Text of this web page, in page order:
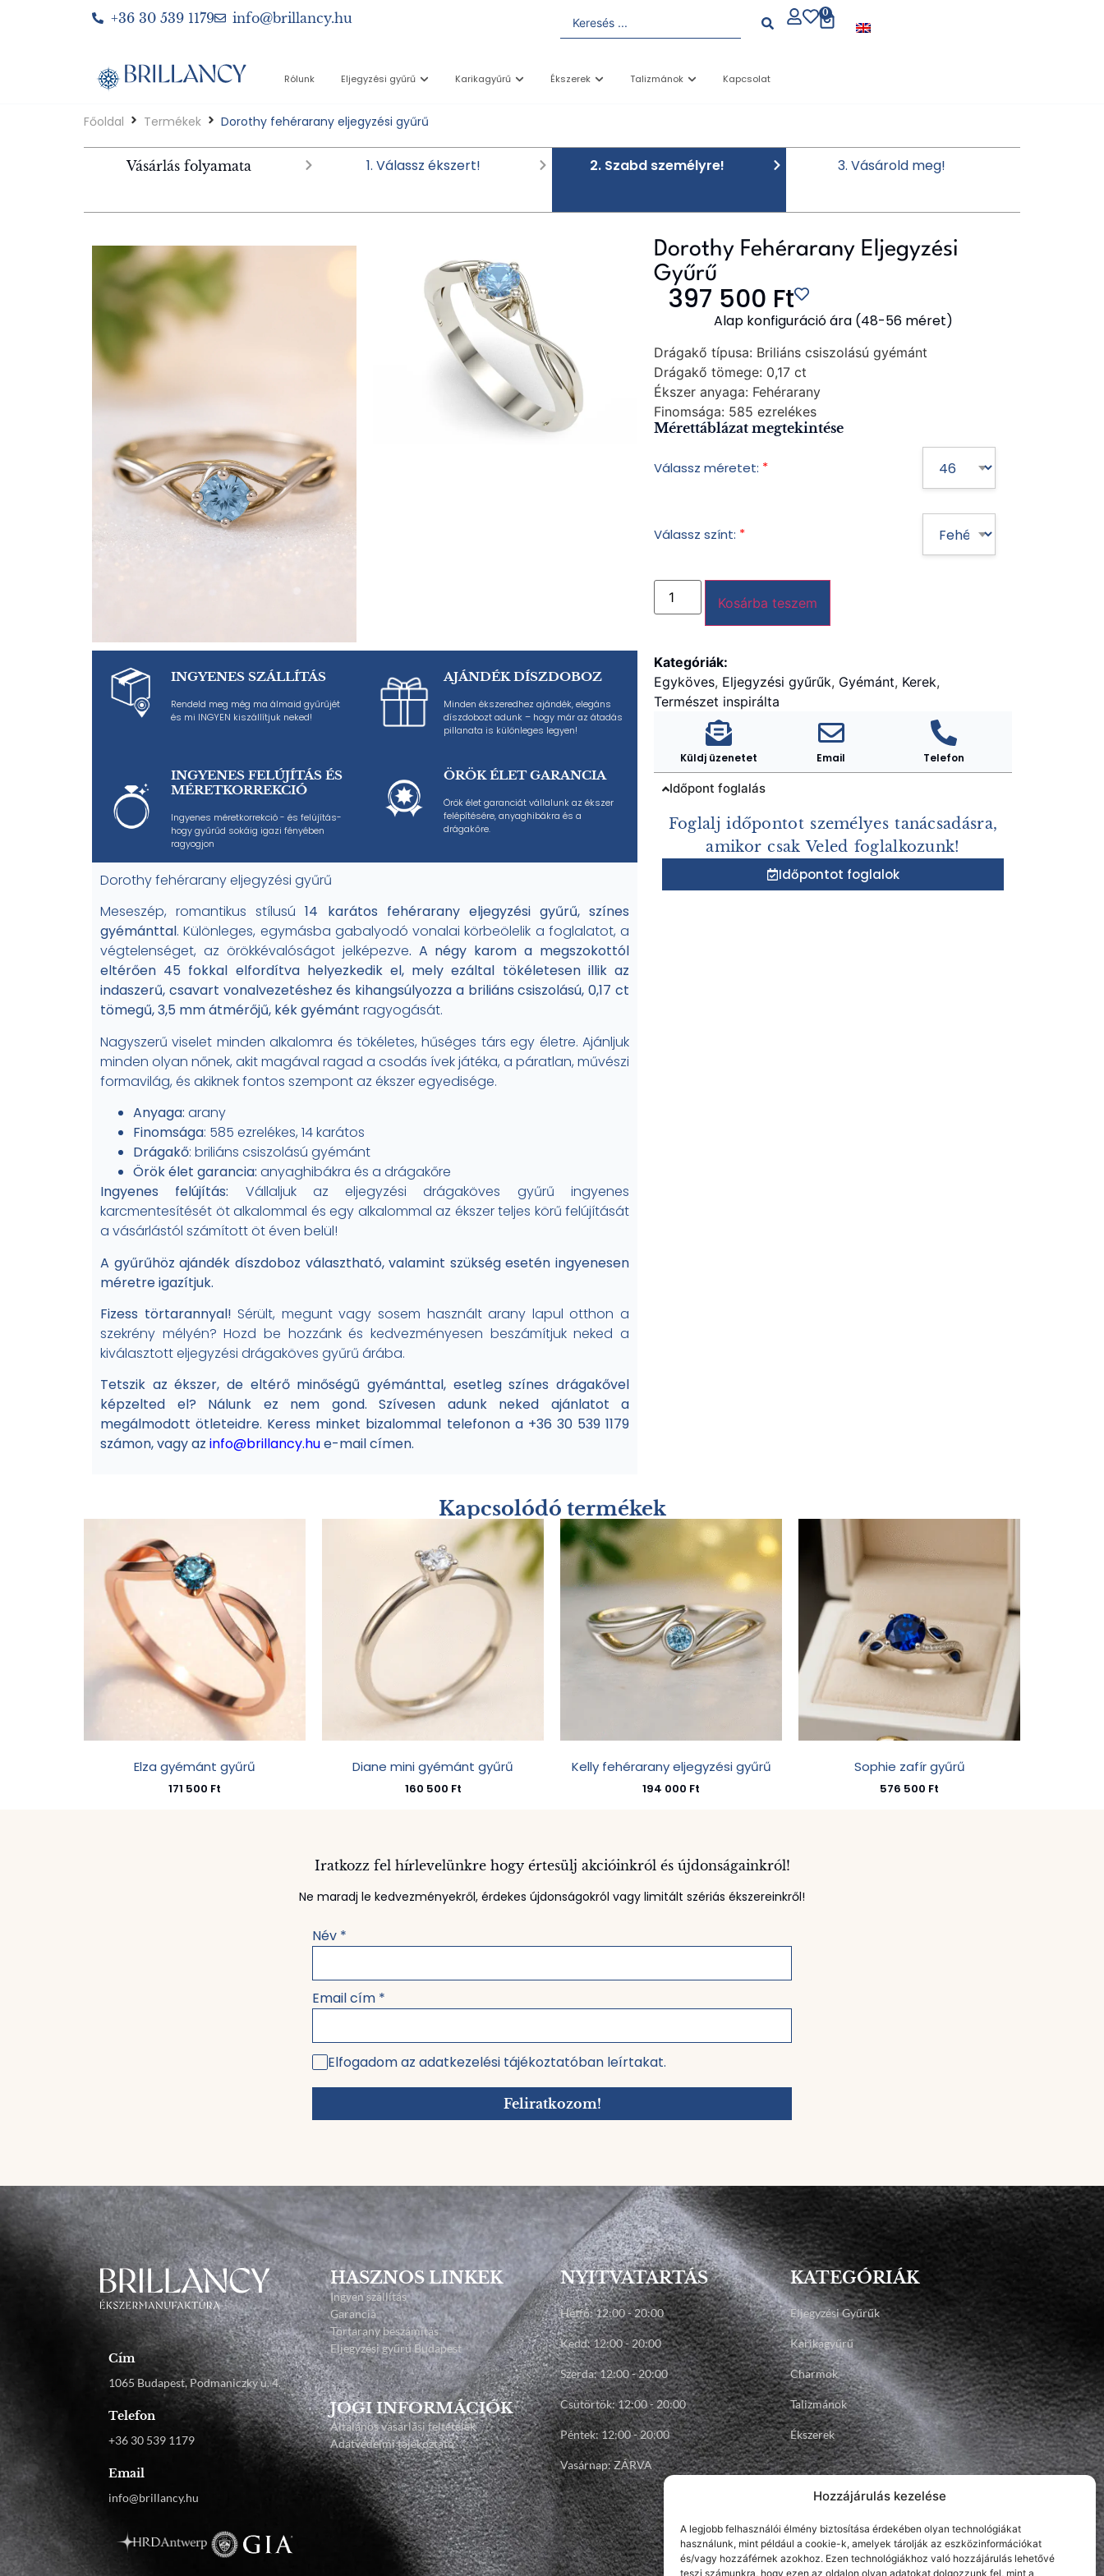
Hozzájárulás kezelése
A legjobb felhasználói élmény biztosítása érdekében olyan technológiákat
használunk, mint például a cookie-k, amelyek tárolják az eszközinformációkat
és/vagy hozzáférnek azokhoz. Ezen technológiákhoz való hozzájárulás lehetővé
teszi számunkra, hogy ezen az oldalon olyan adatokat dolgozzunk fel, mint a
+36 30 539 1179 info@brillancy.hu 0
Rólunk Eljegyzési gyűrű Karikagyűrű Ékszerek Talizmánok Kapcsolat
Főoldal Termékek Dorothy fehérarany eljegyzési gyűrű
Vásárlás folyamata 1. Válassz ékszert! 2. Szabd személyre! 3. Vásárold meg!
INGYENES SZÁLLÍTÁS
Rendeld meg még ma álmaid gyűrűjét
és mi INGYEN kiszállítjuk neked!
AJÁNDÉK DÍSZDOBOZ
Minden ékszeredhez ajándék, elegáns
díszdobozt adunk – hogy már az átadás
pillanata is különleges legyen!
INGYENES FELÚJÍTÁS ÉS
MÉRETKORREKCIÓ
Ingyenes méretkorrekció - és felújítás-
hogy gyűrűd sokáig igazi fényében
ragyogjon
ÖRÖK ÉLET GARANCIA
Örök élet garanciát vállalunk az ékszer
felépítésére, anyaghibákra és a
drágakőre.
Dorothy fehérarany eljegyzési gyűrű
Meseszép, romantikus stílusú14 karátos fehérarany eljegyzési gyűrű, színes
gyémánttal. Különleges, egymásba gabalyodó vonalai körbeölelik a foglalatot, a
végtelenséget, az örökkévalóságot jelképezve. A négy karom a megszokottól
eltérően 45 fokkal elfordítva helyezkedik el, mely ezáltal tökéletesen illik az
indaszerű, csavart vonalvezetéshez és kihangsúlyozza a briliáns csiszolású, 0,17 ct
tömegű, 3,5 mm átmérőjű, kék gyémánt ragyogását.
Nagyszerű viselet minden alkalomra és tökéletes, hűséges társ egy életre. Ajánljuk
minden olyan nőnek, akit magával ragad a csodás ívek játéka, a páratlan, művészi
formavilág, és akiknek fontos szempont az ékszer egyedisége.
Anyaga: arany
Finomsága: 585 ezrelékes, 14 karátos
Drágakő: briliáns csiszolású gyémánt
Örök élet garancia: anyaghibákra és a drágakőre
Ingyenes felújítás: Vállaljuk az eljegyzési drágaköves gyűrű ingyenes
karcmentesítését öt alkalommal és egy alkalommal az ékszer teljes körű felújítását
a vásárlástól számított öt éven belül!
A gyűrűhöz ajándék díszdoboz választható, valamint szükség esetén ingyenesen
méretre igazítjuk.
Fizess törtarannyal! Sérült, megunt vagy sosem használt arany lapul otthon a
szekrény mélyén? Hozd be hozzánk és kedvezményesen beszámítjuk neked a
kiválasztott eljegyzési drágaköves gyűrű árába.
Tetszik az ékszer, de eltérő minőségű gyémánttal, esetleg színes drágakővel
képzelted el? Nálunk ez nem gond. Szívesen adunk neked ajánlatot a
megálmodott ötleteidre. Keress minket bizalommal telefonon a +36 30 539 1179
számon, vagy az info@brillancy.hue-mail címen.
Dorothy Fehérarany Eljegyzési
Gyűrű
397 500 Ft
Alap konfiguráció ára (48-56 méret)
Drágakő típusa: Briliáns csiszolású gyémánt
Drágakő tömege: 0,17 ct
Ékszer anyaga: Fehérarany
Finomsága: 585 ezrelékes
Mérettáblázat megtekintése
Válassz méretet: *
Válassz színt: *
Kosárba teszem
Kategóriák:
Egyköves, Eljegyzési gyűrűk, Gyémánt, Kerek,
Természet inspirálta
Küldj üzenetet Email Telefon
Időpont foglalás
Foglalj időpontot személyes tanácsadásra,
amikor csak Veled foglalkozunk!
Időpontot foglalok
Kapcsolódó termékek
Elza gyémánt gyűrű
171 500 Ft
Diane mini gyémánt gyűrű
160 500 Ft
Kelly fehérarany eljegyzési gyűrű
194 000 Ft
Sophie zafír gyűrű
576 500 Ft
Iratkozz fel hírlevelünkre hogy értesülj akcióinkról és újdonságainkról!
Ne maradj le kedvezményekről, érdekes újdonságokról vagy limitált szériás ékszereinkről!
Név *
Email cím *
Elfogadom az adatkezelési tájékoztatóban leírtakat.
Feliratkozom!
Cím
1065 Budapest, Podmaniczky u. 4.
Telefon
+36 30 539 1179
Email
info@brillancy.hu
HASZNOS LINKEK
Ingyen szállítás
Garancia
Törtarany beszámítás
Eljegyzési gyűrű Budapest
JOGI INFORMÁCIÓK
Általános vásárlási feltételek
Adatvédelmi tájékoztató
NYITVATARTÁS
Hétfő: 12:00 - 20:00
Kedd: 12:00 - 20:00
Szerda: 12:00 - 20:00
Csütörtök: 12:00 - 20:00
Péntek: 12:00 - 20:00
Vasárnap: ZÁRVA
KATEGÓRIÁK
Eljegyzési Gyűrűk
Karikagyűrű
Charmok
Talizmánok
Ékszerek